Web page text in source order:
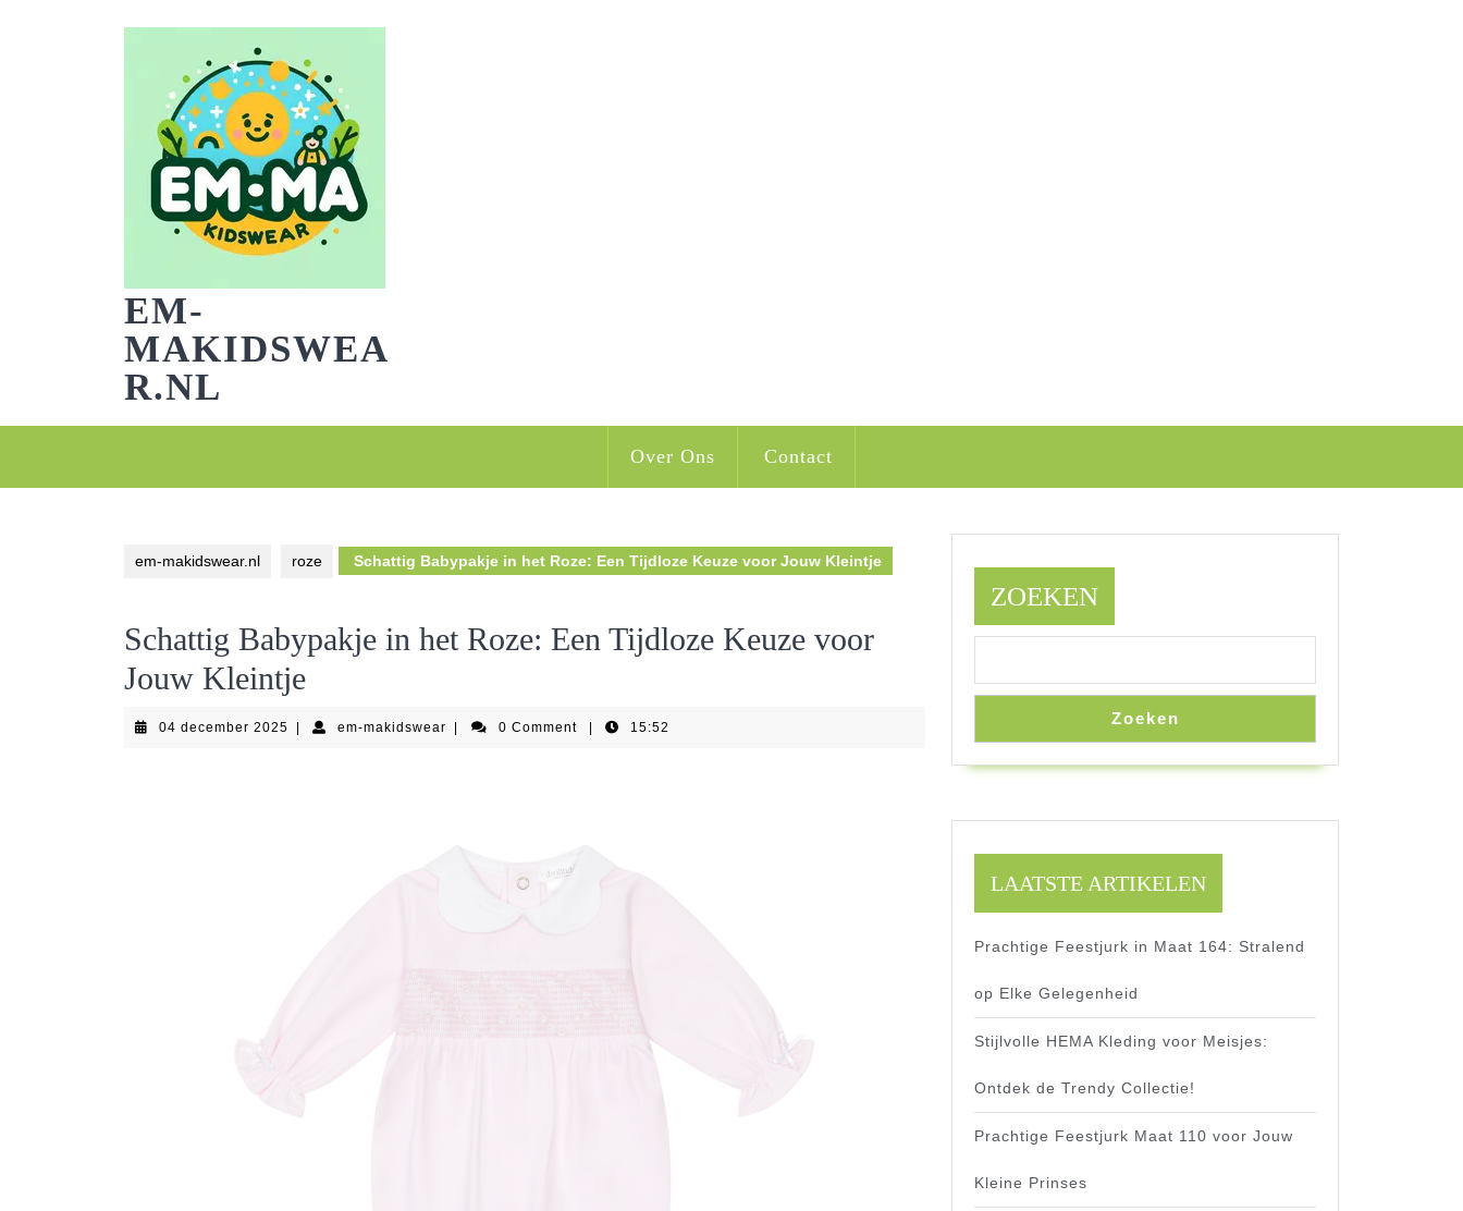
EM-
MAKIDSWEA
R.NL
Over Ons Contact
em-makidswear.nl roze Schattig Babypakje in het Roze: Een Tijdloze Keuze voor Jouw Kleintje
Schattig Babypakje in het Roze: Een Tijdloze Keuze voor
Jouw Kleintje
04 december 2025 04
em-makidswear em-
0 Comment 15:52
ZOEKEN
Zoeken
LAATSTE ARTIKELEN
Prachtige Feestjurk in Maat 164: Stralend
op Elke Gelegenheid
Stijlvolle HEMA Kleding voor Meisjes:
Ontdek de Trendy Collectie!
Prachtige Feestjurk Maat 110 voor Jouw
Kleine Prinses